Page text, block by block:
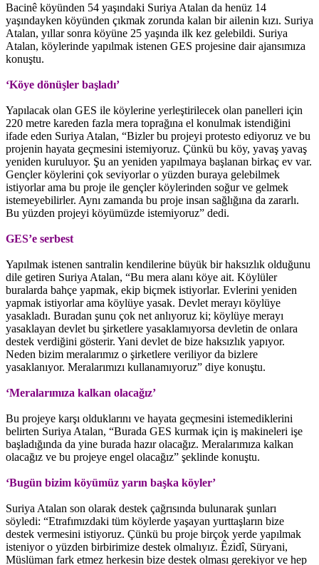
Bacinê köyünden 54 yaşındaki Suriya Atalan da henüz 14
yaşındayken köyünden çıkmak zorunda kalan bir ailenin kızı. Suriya
Atalan, yıllar sonra köyüne 25 yaşında ilk kez gelebildi. Suriya
Atalan, köylerinde yapılmak istenen GES projesine dair ajansımıza
konuştu.
‘Köye dönüşler başladı’
Yapılacak olan GES ile köylerine yerleştirilecek olan panelleri için
220 metre kareden fazla mera toprağına el konulmak istendiğini
ifade eden Suriya Atalan, “Bizler bu projeyi protesto ediyoruz ve bu
projenin hayata geçmesini istemiyoruz. Çünkü bu köy, yavaş yavaş
yeniden kuruluyor. Şu an yeniden yapılmaya başlanan birkaç ev var.
Gençler köylerini çok seviyorlar o yüzden buraya gelebilmek
istiyorlar ama bu proje ile gençler köylerinden soğur ve gelmek
istemeyebilirler. Aynı zamanda bu proje insan sağlığına da zararlı.
Bu yüzden projeyi köyümüzde istemiyoruz” dedi.
GES’e serbest
Yapılmak istenen santralin kendilerine büyük bir haksızlık olduğunu
dile getiren Suriya Atalan, “Bu mera alanı köye ait. Köylüler
buralarda bahçe yapmak, ekip biçmek istiyorlar. Evlerini yeniden
yapmak istiyorlar ama köylüye yasak. Devlet merayı köylüye
yasakladı. Buradan şunu çok net anlıyoruz ki; köylüye merayı
yasaklayan devlet bu şirketlere yasaklamıyorsa devletin de onlara
destek verdiğini gösterir. Yani devlet de bize haksızlık yapıyor.
Neden bizim meralarımız o şirketlere veriliyor da bizlere
yasaklanıyor. Meralarımızı kullanamıyoruz” diye konuştu.
‘Meralarımıza kalkan olacağız’
Bu projeye karşı olduklarını ve hayata geçmesini istemediklerini
belirten Suriya Atalan, “Burada GES kurmak için iş makineleri işe
başladığında da yine burada hazır olacağız. Meralarımıza kalkan
olacağız ve bu projeye engel olacağız” şeklinde konuştu.
‘Bugün bizim köyümüz yarın başka köyler’
Suriya Atalan son olarak destek çağrısında bulunarak şunları
söyledi: “Etrafımızdaki tüm köylerde yaşayan yurttaşların bize
destek vermesini istiyoruz. Çünkü bu proje birçok yerde yapılmak
isteniyor o yüzden birbirimize destek olmalıyız. Êzidî, Süryani,
Müslüman fark etmez herkesin bize destek olması gerekiyor ve hep